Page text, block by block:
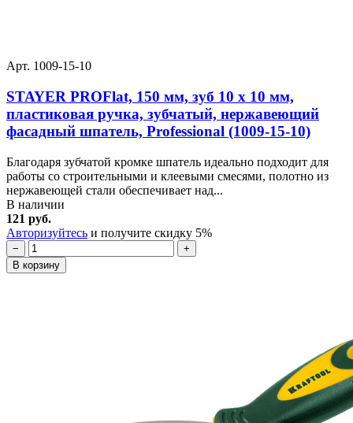
Арт. 1009-15-10
STAYER PROFlat, 150 мм, зуб 10 х 10 мм,
пластиковая ручка, зубчатый, нержавеющий
фасадный шпатель, Professional (1009-15-10)
Благодаря зубчатой кромке шпатель идеально подходит для
работы со строительными и клеевыми смесями, полотно из
нержавеющей стали обеспечивает над...
В наличии
121 руб.
Авторизуйтесь и получите скидку 5%
−
+
В корзину